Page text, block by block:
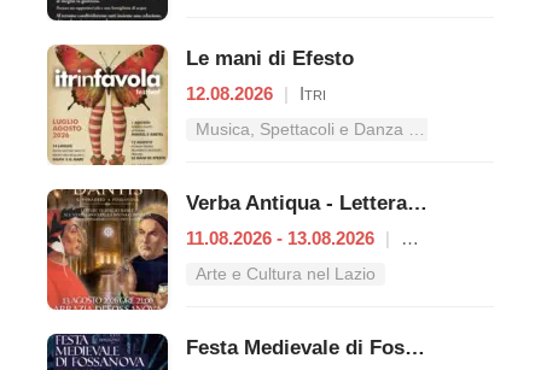
Le mani di Efesto
12.08.2026 | Itri
Verba Antiqua - Letteratura e Poesia Medievale
11.08.2026 - 13.08.2026 |
Arte e Cultura nel Lazio
Festa Medievale di Fossanova